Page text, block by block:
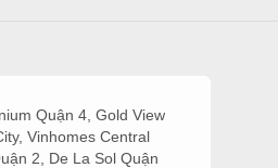
Quận 4 ,Gold View
,Vinhomes Central
2
De La Sol Quận